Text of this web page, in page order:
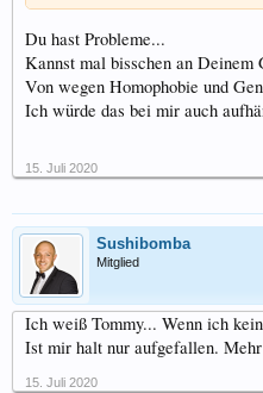
Du hast Probleme...
Kannst mal bisschen an Deinem
Von wegen Homophobie und
Ich würde das bei mir auch
15. Juli 2020
Sushibomba
Mitglied
Ich weiß Tommy... Wenn ich
Ist mir halt nur aufgefallen.
15. Juli 2020